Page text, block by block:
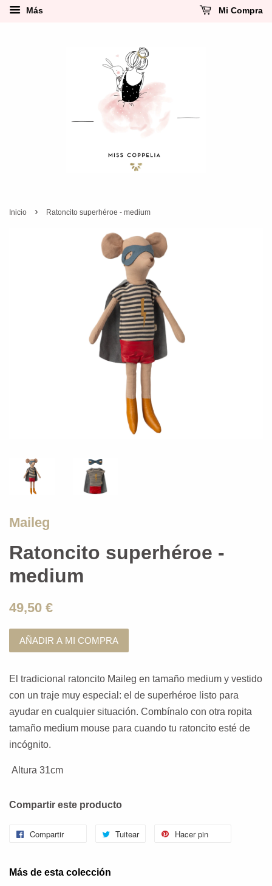
Más Mi Compra
Inicio › Ratoncito superhéroe - medium
Maileg
Ratoncito superhéroe -
medium
49,50 €
AÑADIR A MI COMPRA
El tradicional ratoncito Maileg en tamaño medium y vestido
con un traje muy especial: el de superhéroe listo para
ayudar en cualquier situación. Combínalo con otra ropita
tamaño medium mouse para cuando tu ratoncito esté de
incógnito.
Altura 31cm
Compartir este producto
Compartir Tuitear Hacer pin
Más de esta colección